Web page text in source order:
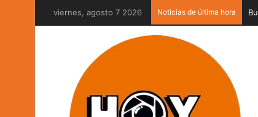
viernes, agosto 7 2026 Noticias de última hora